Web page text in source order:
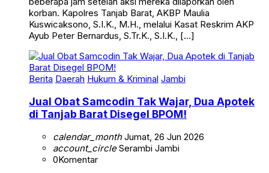
korban. Kapolres Tanjab Barat, AKBP Maulia
Kuswicaksono, S.I.K., M.H., melalui Kasat Reskrim AKP
Ayub Peter Bernardus, S.Tr.K., S.I.K., […]
Berita Daerah Hukum & Kriminal Jambi
Jual Obat Samcodin Tak Wajar, Dua Apotek
di Tanjab Barat Disegel BPOM!
calendar_monthJumat, 26 Jun 2026
account_circleSerambi Jambi
0Komentar